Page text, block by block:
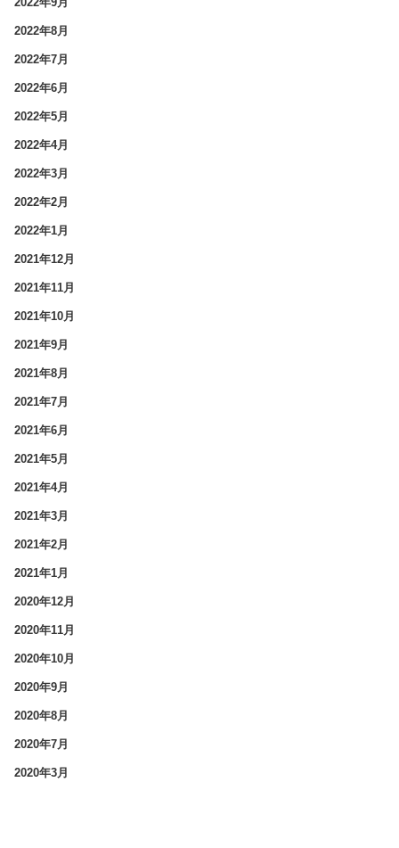
2022年8月
2022年7月
2022年6月
2022年5月
2022年4月
2022年3月
2022年2月
2022年1月
2021年12月
2021年11月
2021年10月
2021年9月
2021年8月
2021年7月
2021年6月
2021年5月
2021年4月
2021年3月
2021年2月
2021年1月
2020年12月
2020年11月
2020年10月
2020年9月
2020年8月
2020年7月
2020年3月